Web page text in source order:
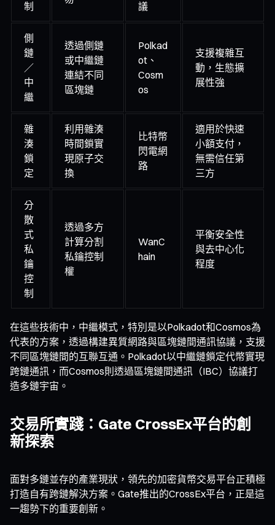
制 議
側
鏈
／
中
繼
透過側鏈
或中繼鏈
連結不同
區塊鏈
Polkad
ot、
Cosm
os
支援複雜互
動，生態擴
展性強
雜
湊
鎖
定
利用雜湊
時間鎖實
現原子交
換
比特幣
閃電網
路
適用於快速
小額支付，
無需信任第
三方
分
散
式
私
鑰
控
制
透過多方
計算分割
私鑰控制
權
WanC
hain
平衡安全性
與去中心化
程度
在這些技術中，中繼模式，特別是以Polkadot和Cosmos為
代表的方案，透過構建異質網路與區塊鏈間通訊協議，支援
不同區塊鏈間的互聯互通。Polkadot以中繼鏈鎖定代幣實現
跨鏈通訊，而Cosmos則透過區塊鏈間通訊（IBC）協議打
造多鏈宇宙。
交易所實踐：Gate CrossEx平台的創
新探索
面對多鏈並存的產業現狀，領先的加密貨幣交易平台正積極
打造自有跨鏈解決方案。Gate推出的CrossEx平台，正是這
一趨勢下的重要創新。